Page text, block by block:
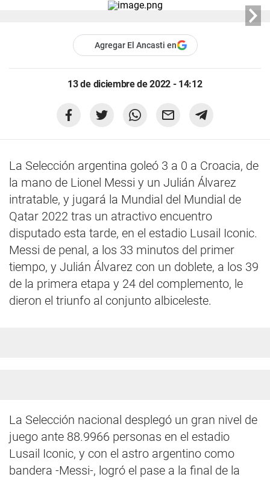
Agregar El Ancasti en
13 de diciembre de 2022 - 14:12
La Selección argentina goleó 3 a 0 a Croacia, de
la mano de Lionel Messi y un Julián Álvarez
intratable, y jugará la Mundial del Mundial de
Qatar 2022 tras un atractivo encuentro
disputado esta tarde, en el estadio Lusail Iconic.
Messi de penal, a los 33 minutos del primer
tiempo, y Julián Álvarez con un doblete, a los 39
de la primera etapa y 24 del complemento, le
dieron el triunfo al conjunto albiceleste.
La Selección nacional desplegó un gran nivel de
juego ante 88.9966 personas en el estadio
Lusail Iconic, y con el astro argentino como
bandera -Messi-, logró el pase a la final de la